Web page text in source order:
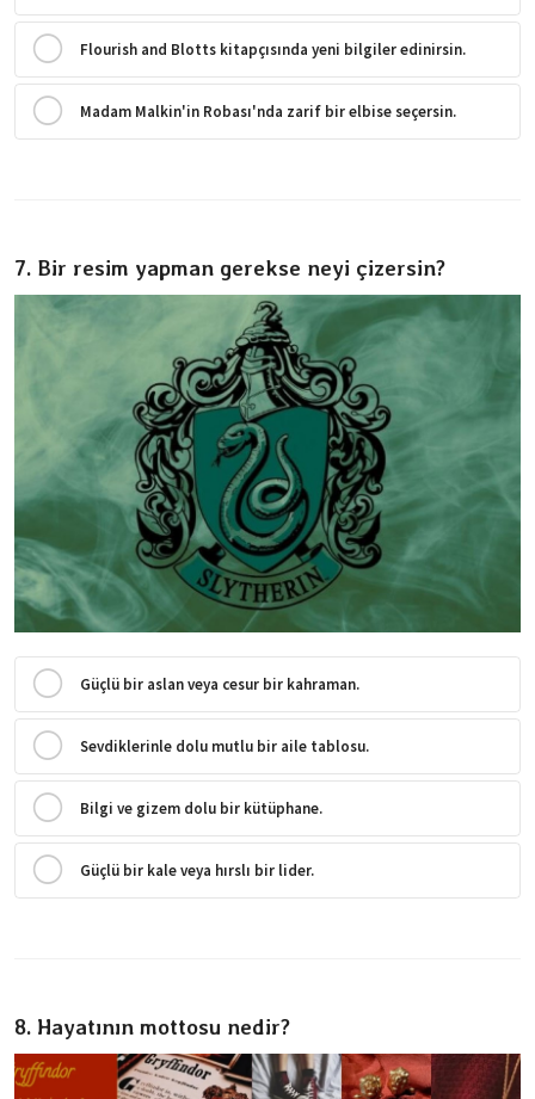
Flourish and Blotts kitapçısında yeni bilgiler edinirsin.
Madam Malkin'in Robası'nda zarif bir elbise seçersin.
7. Bir resim yapman gerekse neyi çizersin?
Güçlü bir aslan veya cesur bir kahraman.
Sevdiklerinle dolu mutlu bir aile tablosu.
Bilgi ve gizem dolu bir kütüphane.
Güçlü bir kale veya hırslı bir lider.
8. Hayatının mottosu nedir?